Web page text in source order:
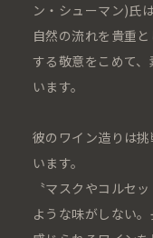
ン・シューマン)氏
自然の流れを貴重
する敬意をこめて
います。
彼のワイン造りは
います。
〝マスクやコルセ
ような味がしない